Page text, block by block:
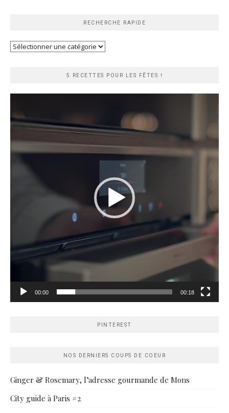
RECHERCHE RAPIDE
Recherche
5 RECETTES POUR LES FÊTES !
00:00 00:18
PINTEREST
NOS DERNIERS COUPS DE COEUR
Ginger & Rosemary, l’adresse gourmande de Mons
City guide à Paris #2